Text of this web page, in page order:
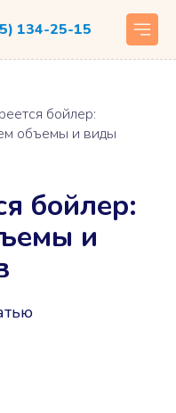
134-25-15
бойлер:
объемы и виды
бойлер:
и